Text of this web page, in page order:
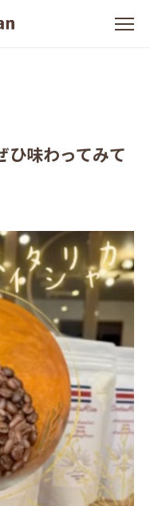
ひ味わってみて